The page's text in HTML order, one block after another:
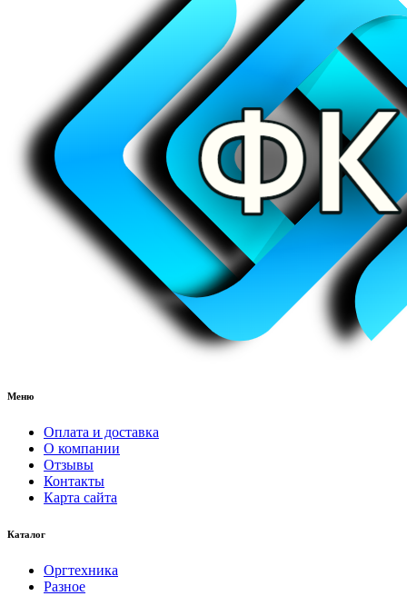
Меню
Оплата и доставка
О компании
Отзывы
Контакты
Карта сайта
Каталог
Оргтехника
Разное